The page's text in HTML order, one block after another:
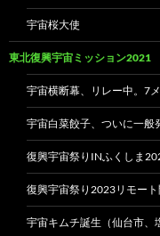
宇宙桜大使
東北復興宇宙ミッション2021
宇宙横断幕、リレー中。7
宇宙白菜餃子、ついに一般
復興宇宙祭りINふくしま
復興宇宙祭り2023リモー
宇宙キムチ誕生（仙台市、